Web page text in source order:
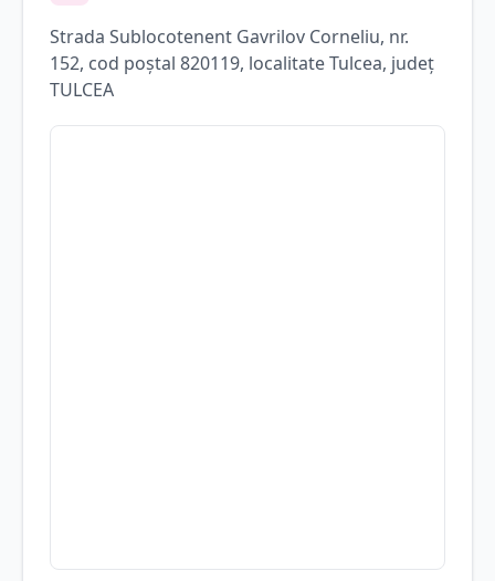
Strada Sublocotenent Gavrilov Corneliu, nr.
152, cod poștal 820119, localitateTulcea, județ
TULCEA